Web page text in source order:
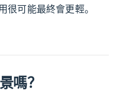
很可能最終會更輕。
嗎？